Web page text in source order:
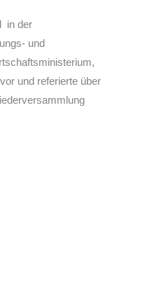
in der
und
und referierte über